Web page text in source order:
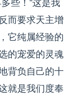
些！”这是我
而要求天主增
它纯属经验的
的宠爱的灵魂
背负自己的十
就是我们度奉